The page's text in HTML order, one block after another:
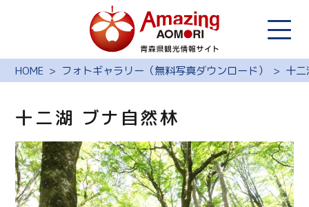
HOME フォトギャラリー（無料写真ダウンロード） 十
十二湖 ブナ自然林